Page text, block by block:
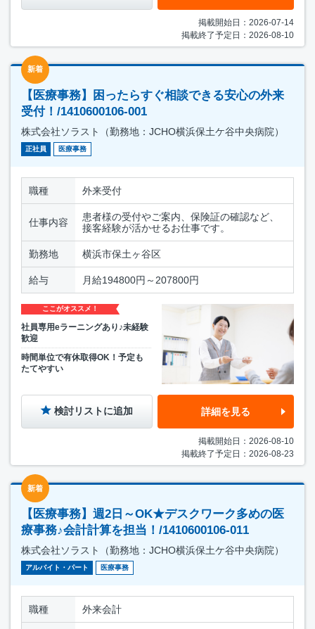
掲載開始日：2026-07-14
掲載終了予定日：2026-08-10
新着
【医療事務】困ったらすぐ相談できる安心の外来
受付！/1410600106-001
株式会社ソラスト（勤務地：JCHO横浜保土ケ谷中央病院）
正社員 医療事務
職種 外来受付
仕事内容
患者様の受付やご案内、保険証の確認など、
接客経験が活かせるお仕事です。
勤務地 横浜市保土ヶ谷区
給与 月給194800円～207800円
ここがオススメ！
社員専用eラーニングあり♪未経験
歓迎
時間単位で有休取得OK！予定も
たてやすい
検討リストに追加 詳細を見る
掲載開始日：2026-08-10
掲載終了予定日：2026-08-23
新着
【医療事務】週2日～OK★デスクワーク多めの医
療事務♪会計計算を担当！/1410600106-011
株式会社ソラスト（勤務地：JCHO横浜保土ケ谷中央病院）
アルバイト・パート 医療事務
職種 外来会計